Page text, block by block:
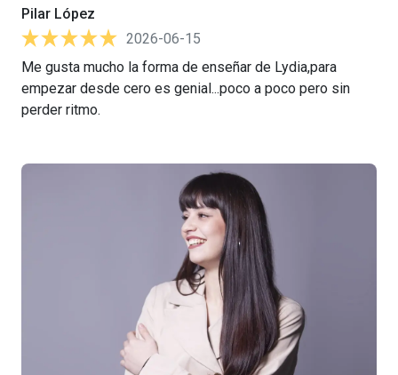
Pilar López
2026-06-15
Me gusta mucho la forma de enseñar de Lydia,para
empezar desde cero es genial...poco a poco pero sin
perder ritmo.